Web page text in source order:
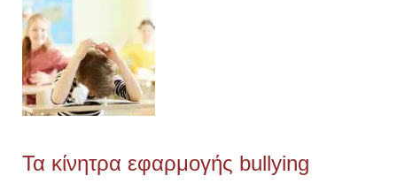
Τα κίνητρα εφαρμογής bullying